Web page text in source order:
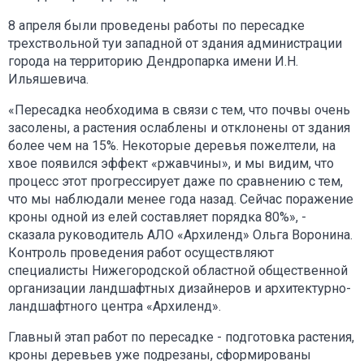
8 апреля были проведены работы по пересадке
трехствольной туи западной от здания администрации
города на территорию Дендропарка имени И.Н.
Ильяшевича.
«Пересадка необходима в связи с тем, что почвы очень
засолены, а растения ослаблены и отклонены от здания
более чем на 15%. Некоторые деревья пожелтели, на
хвое появился эффект «ржавчины», и мы видим, что
процесс этот прогрессирует даже по сравнению с тем,
что мы наблюдали менее года назад. Сейчас поражение
кроны одной из елей составляет порядка 80%», -
сказала руководитель АЛО «Архиленд» Ольга Воронина.
Контроль проведения работ осуществляют
специалисты Нижегородской областной общественной
организации ландшафтных дизайнеров и архитектурно-
ландшафтного центра «Архиленд».
Главный этап работ по пересадке - подготовка растения,
кроны деревьев уже подрезаны, сформированы